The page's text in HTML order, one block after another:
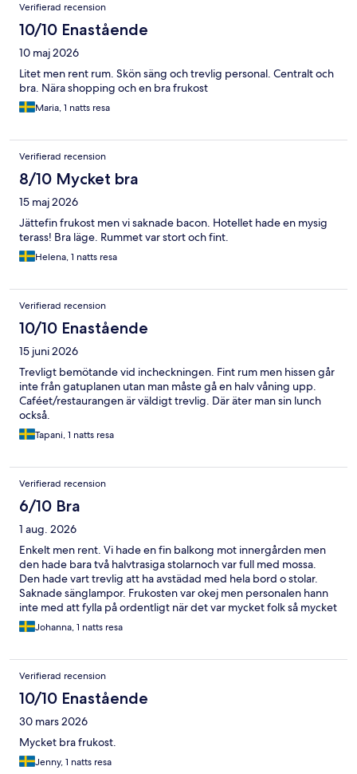
Verifierad recension
10/10 Enastående
10 maj 2026
Litet men rent rum. Skön säng och trevlig personal. Centralt och
bra. Nära shopping och en bra frukost
Maria, 1 natts resa
Verifierad recension
8/10 Mycket bra
15 maj 2026
Jättefin frukost men vi saknade bacon. Hotellet hade en mysig
terass! Bra läge. Rummet var stort och fint.
Helena, 1 natts resa
Verifierad recension
10/10 Enastående
15 juni 2026
Trevligt bemötande vid incheckningen. Fint rum men hissen går
inte från gatuplanen utan man måste gå en halv våning upp.
Caféet/restaurangen är väldigt trevlig. Där äter man sin lunch
också.
Tapani, 1 natts resa
Verifierad recension
6/10 Bra
1 aug. 2026
Enkelt men rent. Vi hade en fin balkong mot innergården men
den hade bara två halvtrasiga stolarnoch var full med mossa.
Den hade vart trevlig att ha avstädad med hela bord o stolar.
Saknade sänglampor. Frukosten var okej men personalen hann
inte med att fylla på ordentligt när det var mycket folk så mycket
var tomt och de fick stressa massor.
Johanna, 1 natts resa
Verifierad recension
10/10 Enastående
30 mars 2026
Mycket bra frukost.
Jenny, 1 natts resa